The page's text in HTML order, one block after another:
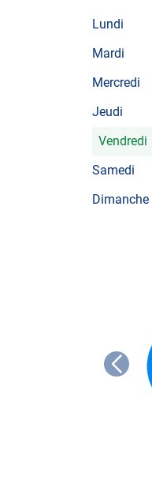
Lundi
Mardi
Mercredi
Jeudi
Horaires
d'ouverture
Vendredi
Samedi
Dimanche